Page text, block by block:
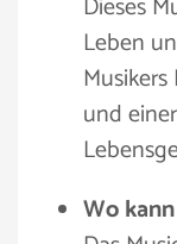
Leben
und
Wo